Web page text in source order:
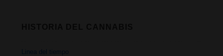
Linea del tiempo